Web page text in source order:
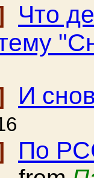
Что
И
По